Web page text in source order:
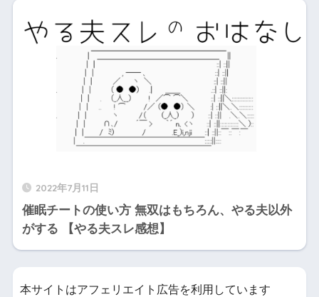
2022年7月11日
催眠チートの使い方 無双はもちろん、やる夫以外
がする 【やる夫スレ感想】
本サイトはアフェリエイト広告を利用しています